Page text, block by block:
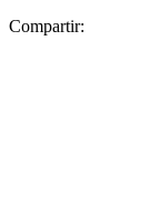
Compartir: